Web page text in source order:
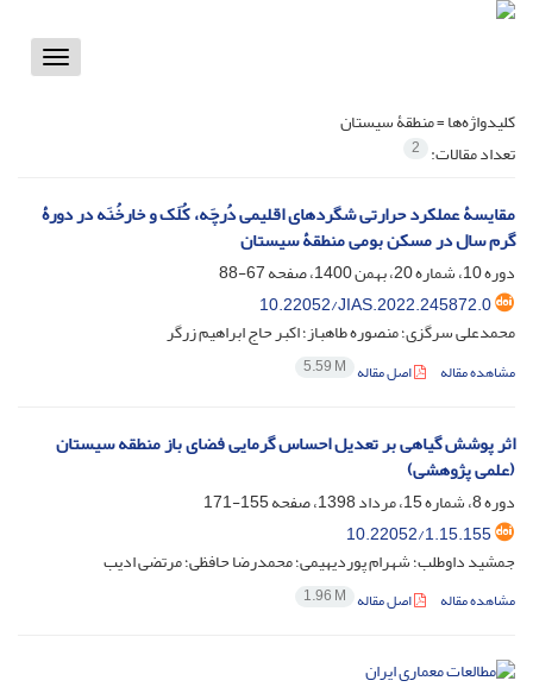
Toggle
کلیدواژه‌ها =منطقۀ سیستان
تعداد مقالات: 2
مقایسۀ عملکرد حرارتی شگردهای اقلیمی دُرچَه، کُلَک و خارخُنَه در دورۀ
گرم سال در مسکن بومی منطقۀ سیستان
دوره 10، شماره 20، بهمن 1400، صفحه
67-88
10.22052/JIAS.2022.245872.0
محمدعلی سرگزی؛ منصوره طاهباز؛ اکبر حاج ابراهیم زرگر
مشاهده مقاله اصل مقاله 5.59 M
اثر پوشش گیاهی بر تعدیل احساس گرمایی فضای باز منطقه سیستان
(علمی پژوهشی)
دوره 8، شماره 15، مرداد 1398، صفحه
155-171
10.22052/1.15.155
جمشید داوطلب؛ شهرام پوردیهیمی؛ محمدرضا حافظی؛ مرتضی ادیب
مشاهده مقاله اصل مقاله 1.96 M